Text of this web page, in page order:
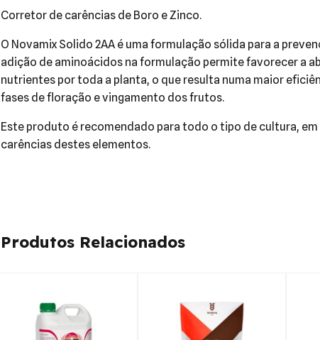
Corretor de carências de Boro e Zinco.
O Novamix Solido 2AA é uma formulação sólida para a
adição de aminoácidos na formulação permite favorecer a
nutrientes por toda a planta, o que resulta numa maior
fases de floração e vingamento dos frutos.
Este produto é recomendado para todo o tipo de cultura,
carências destes elementos.
Produtos Relacionados